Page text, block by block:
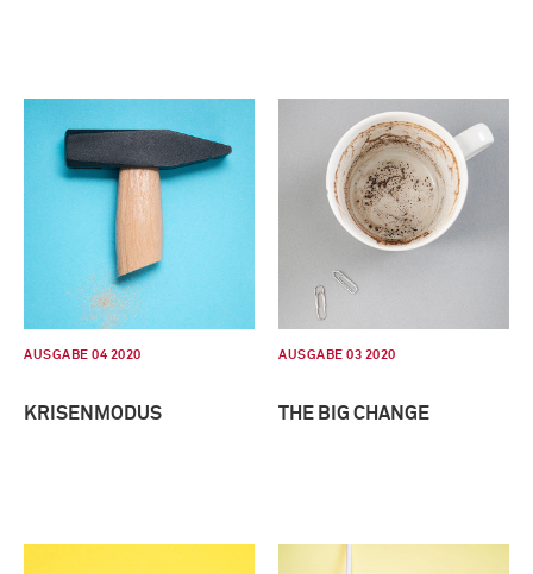
AUSGABE 04 2020
KRISENMODUS
AUSGABE 03 2020
THE BIG CHANGE